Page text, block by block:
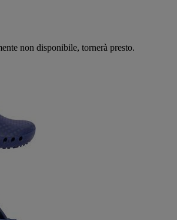
non disponibile, tornerà presto.